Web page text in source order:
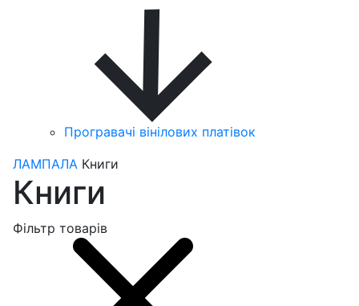
Програвачі вінілових платівок
ЛАМПАЛА Книги
Книги
Фільтр товарів